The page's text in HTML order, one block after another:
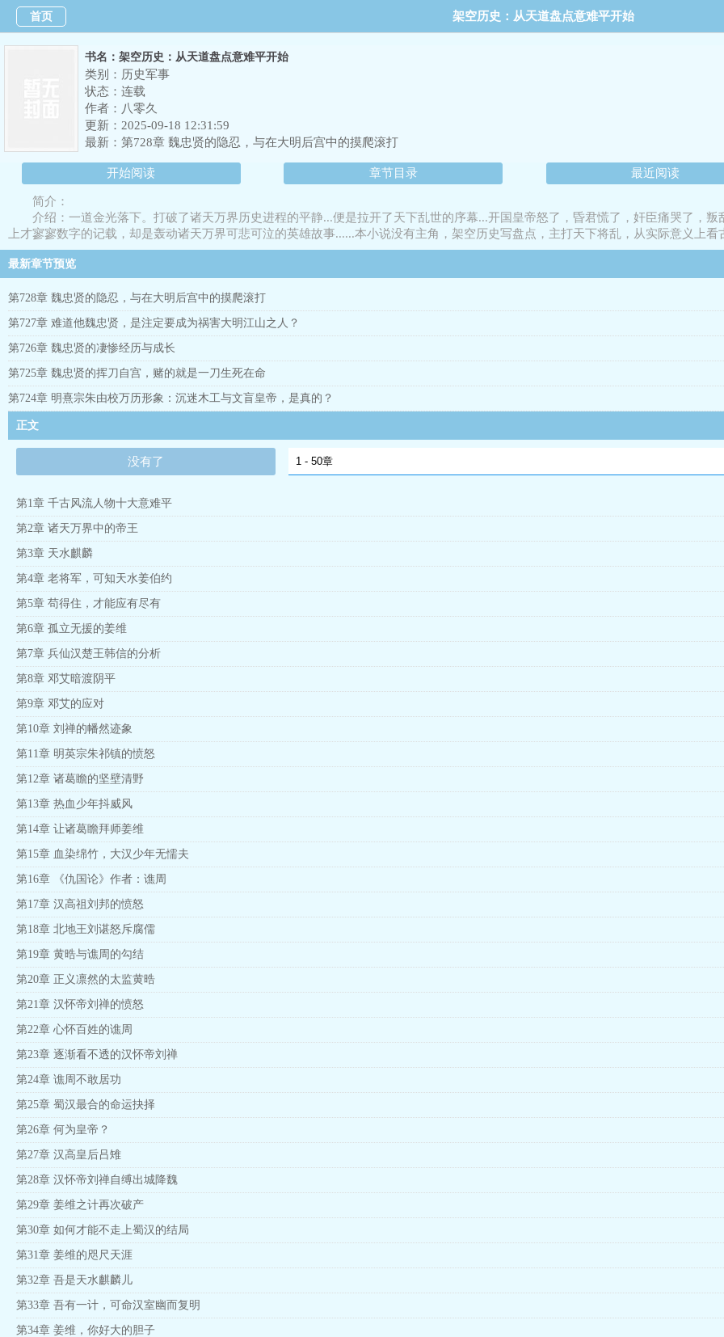
首页 架空历史：从天道盘点意难平开始
书名：架空历史：从天道盘点意难平开始
类别：历史军事
状态：连载
作者： 八零久
更新：2025-09-18 12:31:59
最新： 第728章 魏忠贤的隐忍，与在大明后宫中的摸爬滚打
开始阅读 章节目录 最近阅读
简介：
介绍：一道金光落下。打破了诸天万界历史进程的平静...便是拉开了天下乱世的序幕...开国皇帝怒了，昏君慌了，奸臣痛哭了，
上才寥寥数字的记载，却是轰动诸天万界可悲可泣的英雄故事......本小说没有主角，架空历史写盘点，主打天下将乱，从实际意义上看
最新章节预览
第728章 魏忠贤的隐忍，与在大明后宫中的摸爬滚打
第727章 难道他魏忠贤，是注定要成为祸害大明江山之人？
第726章 魏忠贤的凄惨经历与成长
第725章 魏忠贤的挥刀自宫，赌的就是一刀生死在命
第724章 明熹宗朱由校万历形象：沉迷木工与文盲皇帝，是真的？
正文
没有了
第1章 千古风流人物十大意难平
第2章 诸天万界中的帝王
第3章 天水麒麟
第4章 老将军，可知天水姜伯约
第5章 苟得住，才能应有尽有
第6章 孤立无援的姜维
第7章 兵仙汉楚王韩信的分析
第8章 邓艾暗渡阴平
第9章 邓艾的应对
第10章 刘禅的幡然迹象
第11章 明英宗朱祁镇的愤怒
第12章 诸葛瞻的坚壁清野
第13章 热血少年抖威风
第14章 让诸葛瞻拜师姜维
第15章 血染绵竹，大汉少年无懦夫
第16章 《仇国论》作者：谯周
第17章 汉高祖刘邦的愤怒
第18章 北地王刘谌怒斥腐儒
第19章 黄晧与谯周的勾结
第20章 正义凛然的太监黄晧
第21章 汉怀帝刘禅的愤怒
第22章 心怀百姓的谯周
第23章 逐渐看不透的汉怀帝刘禅
第24章 谯周不敢居功
第25章 蜀汉最合的命运抉择
第26章 何为皇帝？
第27章 汉高皇后吕雉
第28章 汉怀帝刘禅自缚出城降魏
第29章 姜维之计再次破产
第30章 如何才能不走上蜀汉的结局
第31章 姜维的咫尺天涯
第32章 吾是天水麒麟儿
第33章 吾有一计，可命汉室幽而复明
第34章 姜维，你好大的胆子